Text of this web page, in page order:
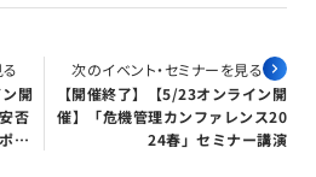
開
否
イ
次のイベント・セミナーを見る
【開催終了】【5/23オンライン開
催】「危機管理カンファレンス20
24春」セミナー講演